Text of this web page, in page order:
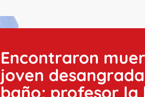
Encontraron
joven
baño; profesor la